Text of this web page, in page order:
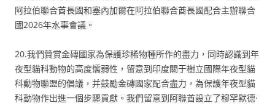
阿拉伯聯合酋長國和塞內加爾在阿拉伯聯合酋長國配合主辦聯合
國2026年水事會議。
20.我們贊賞金磚國家為保護珍稀物種所作的盡力，同時認識到年
夜型貓科動物的高度懦弱性，留意到印度關于樹立國際年夜型貓
科動物聯盟的倡議，并鼓勵金磚國家配合盡力，為保護年夜型貓
科動物作出進一個步驟貢獻。我們留意到阿聯酋設立了穆罕默德·